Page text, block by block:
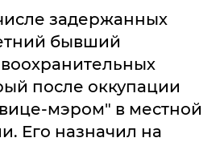
задержанных
бывший
после оккупации
мэром" в местной
Его назначил на